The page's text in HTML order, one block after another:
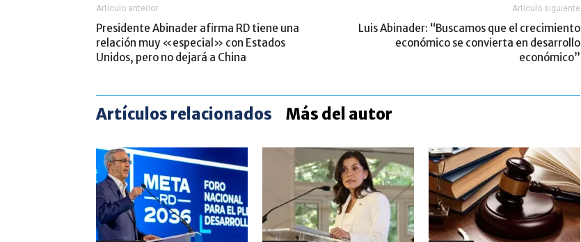
Artículo anterior
Presidente Abinader afirma RD tiene una
relación muy «especial» con Estados
Unidos, pero no dejará a China
Artículo siguiente
Luis Abinader: “Buscamos que el crecimiento
económico se convierta en desarrollo
económico”
Artículos relacionados Más del autor